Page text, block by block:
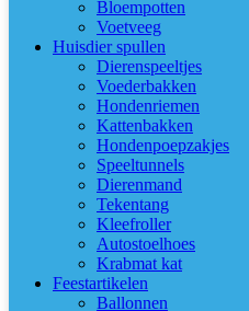
Bloempotten
Voetveeg
Huisdier spullen
Dierenspeeltjes
Voederbakken
Hondenriemen
Kattenbakken
Hondenpoepzakjes
Speeltunnels
Dierenmand
Tekentang
Kleefroller
Autostoelhoes
Krabmat kat
Feestartikelen
Ballonnen